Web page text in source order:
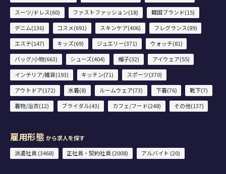
スーツ/ドレス(60)
ファストファッション(18)
韓国ブランド(15)
デニム(136)
コスメ(691) スキンケア(406)
フレグランス(89)
エステ(147)
キッズ(69) ジュエリー(371)
ウォッチ(81)
バッグ/小物(663)
シューズ(404) 帽子(32)
アイウェア(55)
インテリア/雑貨(193)
キッチン(71)
スポーツ(370)
アウトドア(172)
水着(8) ルームウェア(73) 下着(76)
靴下(7)
着物/浴衣(12)
ブライダル(43) カフェ/フード(248) その他(137)
雇用形態 から求人を探す
派遣社員 (3468)
正社員・契約社員 (2008) アルバイト (20)